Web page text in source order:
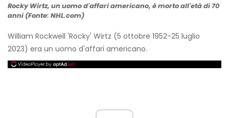
Rocky Wirtz, un uomo d'affari americano, è morto all'età di 70
anni (Fonte: NHL.com)
William Rockwell 'Rocky' Wirtz (5 ottobre 1952-25 luglio
2023) era un uomo d'affari americano.